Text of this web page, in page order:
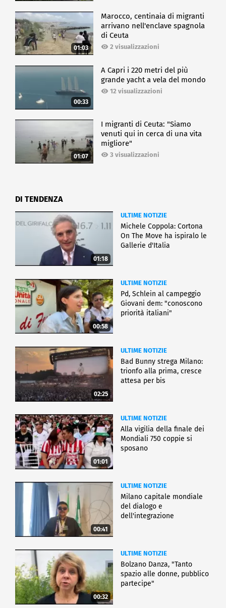
01:03
Marocco, centinaia di migranti
arrivano nell'enclave spagnola
di Ceuta
2 visualizzazioni
00:33
A Capri i 220 metri del più
grande yacht a vela del mondo
12 visualizzazioni
01:07
I migranti di Ceuta: "Siamo
venuti qui in cerca di una vita
migliore"
3 visualizzazioni
DI TENDENZA
01:18
ULTIME NOTIZIE
Michele Coppola: Cortona
On The Move ha ispiralo le
Gallerie d'Italia
00:58
ULTIME NOTIZIE
Pd, Schlein al campeggio
Giovani dem: "conoscono
priorità italiani"
02:25
ULTIME NOTIZIE
Bad Bunny strega Milano:
trionfo alla prima, cresce
attesa per bis
01:01
ULTIME NOTIZIE
Alla vigilia della finale dei
Mondiali 750 coppie si
sposano
00:41
ULTIME NOTIZIE
Milano capitale mondiale
del dialogo e
dell'integrazione
00:32
ULTIME NOTIZIE
Bolzano Danza, "Tanto
spazio alle donne, pubblico
partecipe"